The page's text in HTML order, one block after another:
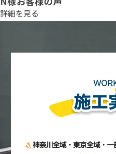
詳細を見る